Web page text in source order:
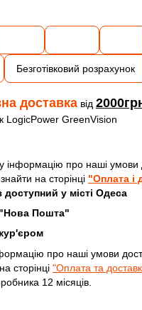
Безготівковий розрахунок
доставка від
LogicPower GreenVision
інформацію про наші умови
на сторінці "Оплата і
доступний у місті Одеса
Пошта"
про наші умови
сторінці "Оплата та
12 місяців.